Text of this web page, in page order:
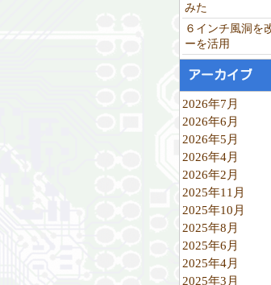
みた
６インチ風洞を
ーを活用
アーカイブ
2026年7月
2026年6月
2026年5月
2026年4月
2026年2月
2025年11月
2025年10月
2025年8月
2025年6月
2025年4月
2025年3月